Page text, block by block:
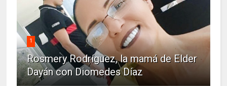
1
Rosmery Rodríguez, la mamá de Elder
Dayán con Diomedes Díaz